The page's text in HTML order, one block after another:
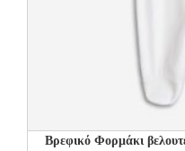
Βρεφικό Φορμάκι